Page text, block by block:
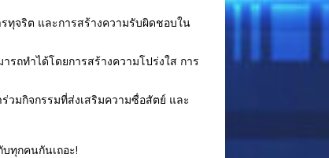
รทุจริต และการสร้างความรับผิดชอบใน
รถทำได้โดยการสร้างความโปร่งใส การ
วมกิจกรรมที่ส่งเสริมความซื่อสัตย์ และ
ทุกคนกันเถอะ!